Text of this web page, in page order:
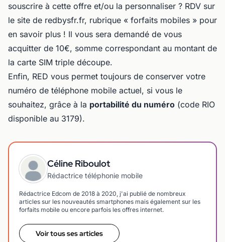
souscrire à cette offre et/ou la personnaliser ? RDV sur
le site de redbysfr.fr, rubrique « forfaits mobiles » pour
en savoir plus ! Il vous sera demandé de vous
acquitter de 10€, somme correspondant au montant de
la carte SIM triple découpe.
Enfin, RED vous permet toujours de conserver votre
numéro de téléphone mobile actuel, si vous le
souhaitez, grâce à la portabilité du numéro (code RIO
disponible au 3179).
Céline Riboulot
Rédactrice téléphonie mobile
Rédactrice Edcom de 2018 à 2020, j'ai publié de nombreux
articles sur les nouveautés smartphones mais également sur les
forfaits mobile ou encore parfois les offres internet.
Voir tous ses articles